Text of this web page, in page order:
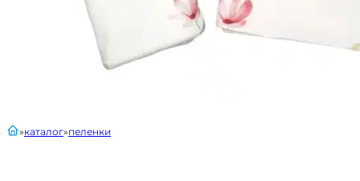
главнаякаталог пеленки